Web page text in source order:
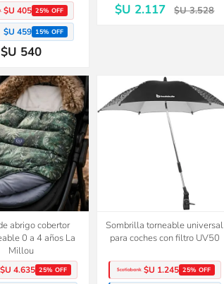
$U 405 25% OFF
$U 459 15% OFF
$U 540
$U 2.117 $U 3.528
abrigo cobertor
0 a 4 años La
Millou
$U 4.635 25% OFF
Sombrilla torneable universal
para coches con filtro UV50
$U 1.245 25% OFF